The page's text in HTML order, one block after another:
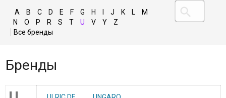
A B C D E F G H J K L
M
N
O P R S T U V Y Z
Бренды